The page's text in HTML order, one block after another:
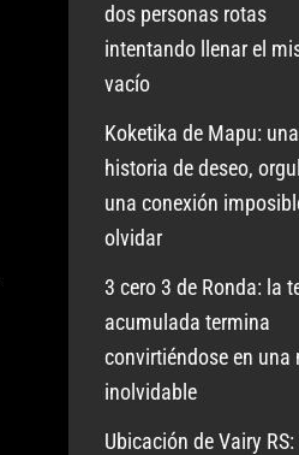
dos personas rotas
intentando llenar el
vacío
Koketika de Mapu: una
historia de deseo,
una conexión
olvidar
3 cero 3 de Ronda: la
acumulada termina
convirtiéndose en una
inolvidable
Ubicación de Vairy RS: